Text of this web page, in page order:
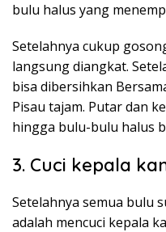
bulu halus yang
Setelahnya cukup
langsung diangkat.
bisa dibersihkan
Pisau tajam. Putar dan
hingga bulu-bulu halus
3. Cuci kepala
Setelahnya semua bulu
adalah mencuci kepala